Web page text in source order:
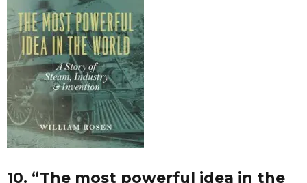
10. “The most powerful idea in the